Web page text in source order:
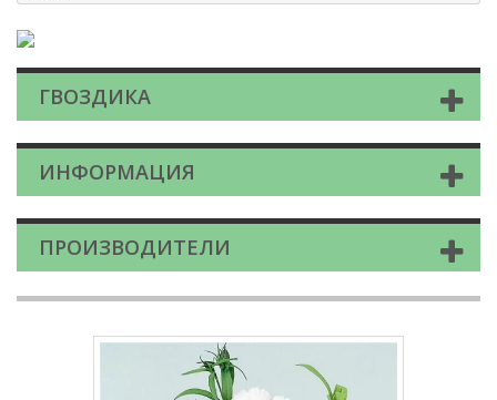
ГВОЗДИКА
ИНФОРМАЦИЯ
ПРОИЗВОДИТЕЛИ